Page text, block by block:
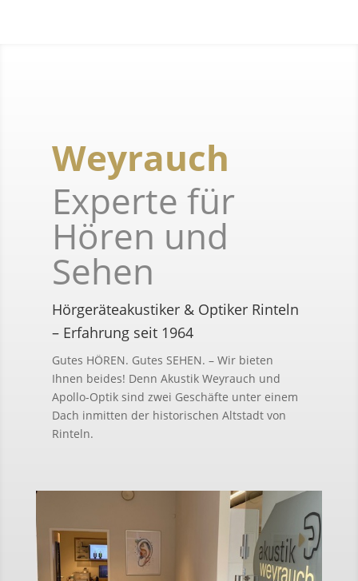
Weyrauch
Experte für
Hören und
Sehen
Hörgeräteakustiker & Optiker Rinteln
– Erfahrung seit 1964
Gutes HÖREN. Gutes SEHEN. – Wir bieten
Ihnen beides! Denn Akustik Weyrauch und
Apollo-Optik sind zwei Geschäfte unter einem
Dach inmitten der historischen Altstadt von
Rinteln.